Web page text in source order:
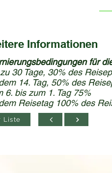
Informationen
für
30 Tage, 30% des
14. Tag, 50% des
6. bis zum 1. Tag 75%
Reisetag 100% des
Liste